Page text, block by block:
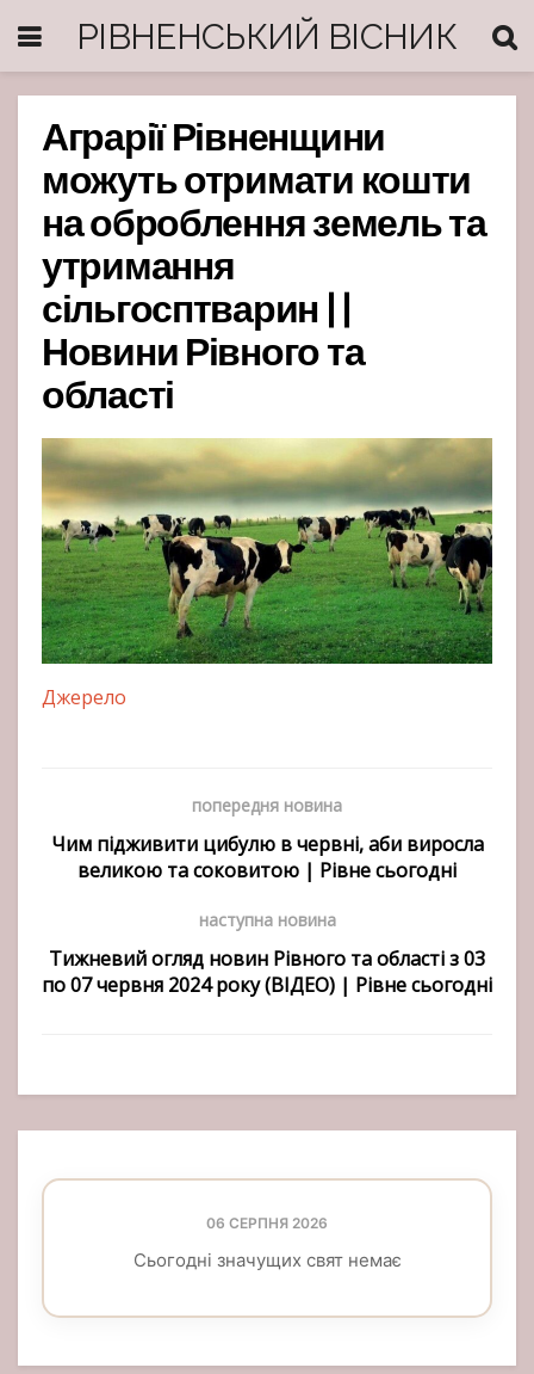
РІВНЕНСЬКИЙ ВІСНИК
Аграрії Рівненщини
можуть отримати кошти
на оброблення земель та
утримання
сільгосптварин | |
Новини Рівного та
області
Джерело
попередня новина
Чим підживити цибулю в червні, аби виросла
великою та соковитою | Рівне сьогодні
наступна новина
Тижневий огляд новин Рівного та області з 03
по 07 червня 2024 року (ВІДЕО) | Рівне сьогодні
06 СЕРПНЯ 2026
Сьогодні значущих свят немає